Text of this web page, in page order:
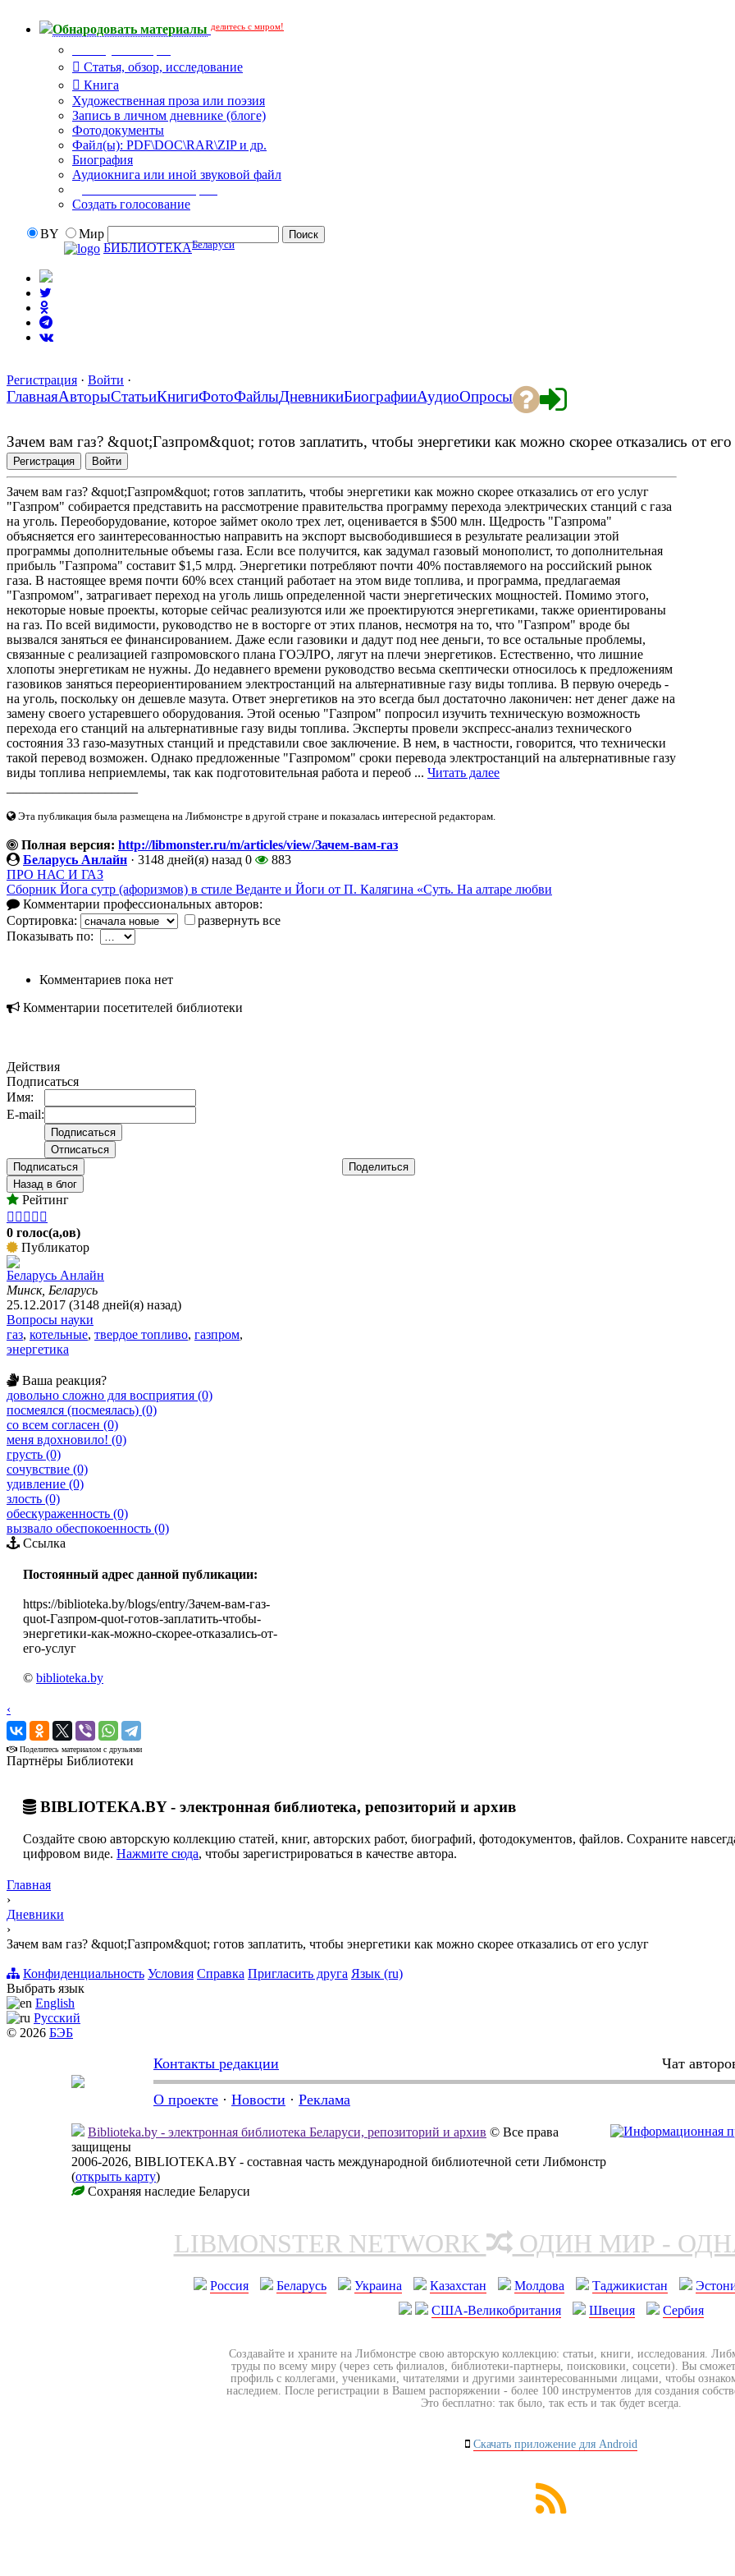
Обнародовать материалы делитесь с миром!
Статья, обзор, исследование
Книга
Художественная проза или поэзия
Запись в личном дневнике (блоге)
Фотодокументы
Файл(ы): PDF\DOC\RAR\ZIP и др.
Биография
Аудиокнига или иной звуковой файл
Создать голосование
BY
Мир
БИБЛИОТЕКАБеларуси
Регистрация · Войти ·
ГлавнаяАвторыСтатьиКнигиФотоФайлыДневникиБиографииАудиоОпросы
Зачем вам газ? &quot;Газпром&quot; готов заплатить, чтобы энергетики как можно скорее отказались от его
Регистрация Войти
Зачем вам газ? &quot;Газпром&quot; готов заплатить, чтобы энергетики как можно скорее отказались от его услуг
"Газпром" собирается представить на рассмотрение правительства программу перехода электрических станций с газа
на уголь. Переоборудование, которое займет около трех лет, оценивается в $500 млн. Щедрость "Газпрома"
объясняется его заинтересованностью направить на экспорт высвободившиеся в результате реализации этой
программы дополнительные объемы газа. Если все получится, как задумал газовый монополист, то дополнительная
прибыль "Газпрома" составит $1,5 млрд. Энергетики потребляют почти 40% поставляемого на российский рынок
газа. В настоящее время почти 60% всех станций работает на этом виде топлива, и программа, предлагаемая
"Газпромом", затрагивает переход на уголь лишь определенной части энергетических мощностей. Помимо этого,
некоторые новые проекты, которые сейчас реализуются или же проектируются энергетиками, также ориентированы
на газ. По всей видимости, руководство не в восторге от этих планов, несмотря на то, что "Газпром" вроде бы
вызвался заняться ее финансированием. Даже если газовики и дадут под нее деньги, то все остальные проблемы,
связанные с реализацией газпромовского плана ГОЭЛРО, лягут на плечи энергетиков. Естественно, что лишние
хлопоты энергетикам не нужны. До недавнего времени руководство весьма скептически относилось к предложениям
газовиков заняться переориентированием электростанций на альтернативные газу виды топлива. В первую очередь -
на уголь, поскольку он дешевле мазута. Ответ энергетиков на это всегда был достаточно лаконичен: нет денег даже на
замену своего устаревшего оборудования. Этой осенью "Газпром" попросил изучить техническую возможность
перехода его станций на альтернативные газу виды топлива. Эксперты провели экспресс-анализ технического
состояния 33 газо-мазутных станций и представили свое заключение. В нем, в частности, говорится, что технически
такой перевод возможен. Однако предложенные "Газпромом" сроки перевода электростанций на альтернативные газу
виды топлива неприемлемы, так как подготовительная работа и переоб ... Читать далее
Эта публикация была размещена на Либмонстре в другой стране и показалась интересной редакторам.
Полная версия: http://libmonster.ru/m/articles/view/Зачем-вам-газ
Беларусь Анлайн · 3148 дней(я) назад 0
883
ПРО НАС И ГАЗ
Сборник Йога сутр (афоризмов) в стиле Веданте и Йоги от П. Калягина «Суть. На алтаре любви
Комментарии профессиональных авторов:
Сортировка:
развернуть все
Показывать по:
Комментариев пока нет
Комментарии посетителей библиотеки
Действия
Подписаться
Имя:
E-mail:
Подписаться
Поделиться
Назад в блог
Рейтинг
    
0 голос(а,ов)
Публикатор
Беларусь Анлайн
Минск, Беларусь
25.12.2017 (3148 дней(я) назад)
Вопросы науки
газ, котельные, твердое топливо, газпром,
энергетика
Ваша реакция?
довольно сложно для восприятия (0)
посмеялся (посмеялась) (0)
со всем согласен (0)
меня вдохновило! (0)
грусть (0)
сочувствие (0)
удивление (0)
злость (0)
обескураженность (0)
вызвало обеспокоенность (0)
Ссылка
Постоянный адрес данной публикации:
https://biblioteka.by/blogs/entry/Зачем-вам-газ-
quot-Газпром-quot-готов-заплатить-чтобы-
энергетики-как-можно-скорее-отказались-от-
его-услуг
© biblioteka.by
‹
›
Поделитесь материалом с друзьями
Партнёры Библиотеки
BIBLIOTEKA.BY - электронная библиотека, репозиторий и архив
Создайте свою авторскую коллекцию статей, книг, авторских работ, биографий, фотодокументов, файлов. Сохраните
цифровом виде. Нажмите сюда, чтобы зарегистрироваться в качестве автора.
Главная
›
Дневники
›
Зачем вам газ? &quot;Газпром&quot; готов заплатить, чтобы энергетики как можно скорее отказались от его услуг
Конфиденциальность Условия Справка Пригласить друга Язык (ru)
Выбрать язык
English
Русский
© 2026 БЭБ
Контакты редакции Чат
О проекте · Новости · Реклама
Biblioteka.by - электронная библиотека Беларуси, репозиторий и архив © Все права
защищены
2006-2026, BIBLIOTEKA.BY - составная часть международной библиотечной сети Либмонстр
(открыть карту)
Сохраняя наследие Беларуси
LIBMONSTER NETWORK ОДИН МИР -
Россия Беларусь Украина Казахстан Молдова Таджикистан
США-Великобритания
Швеция Сербия
Создавайте и храните на Либмонстре свою авторскую коллекцию: статьи, книги, исследования.
труды по всему миру (через сеть филиалов, библиотеки-партнеры, поисковики, соцсети). Вы
профиль с коллегами, учениками, читателями и другими заинтересованными лицами, чтобы
наследием. После регистрации в Вашем распоряжении - более 100 инструментов для создания
Это бесплатно: так было, так есть и так будет всегда.
Скачать приложение для Android